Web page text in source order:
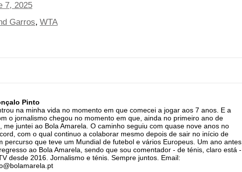
7, 2025
Garros WTA
Pinto
na minha vida no momento em que comecei a jogar aos 7 anos. E a
o jornalismo chegou no momento em que, ainda no primeiro ano de
me juntei ao Bola Amarela. O caminho seguiu com quase nove anos no
com o qual continuo a colaborar mesmo depois de sair no início de
percurso que teve um Mundial de futebol e vários Europeus. Um ano antes,
ao Bola Amarela, sendo que sou comentador - de ténis, claro está -
desde 2016. Jornalismo e ténis. Sempre juntos. Email: